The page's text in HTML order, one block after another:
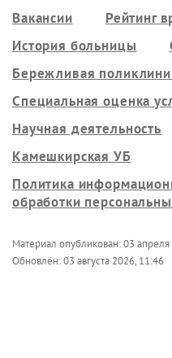
Вакансии
Рейтинг
История больницы
Бережливая
Специальная оценка
Научная деятельность
Камешкирская УБ
Политика
обработки
Материал опубликован:03
Обновлён:03 августа 2026, 11:46